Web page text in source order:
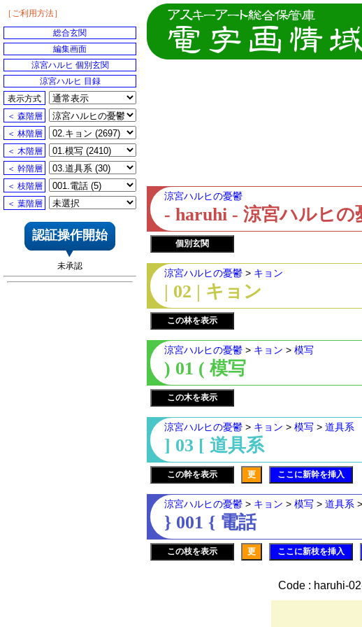
涼宮ハルヒの憂鬱
- haruhi - 涼宮ハルヒの
個別玄関
涼宮ハルヒの憂鬱 > キョン
| 02 | キョン
この林を表示
涼宮ハルヒの憂鬱 > キョン > 模写
) 01 ( 模写
この木を表示
涼宮ハルヒの憂鬱 > キョン > 模写 > 道具系
] 03 [ 道具系
この幹を表示 更 ここに新幹を挿入
涼宮ハルヒの憂鬱 > キョン > 模写 > 道具系 >
} 001 { 電話
この枝を表示 更 ここに新枝を挿入
Code : haruhi-
［ご利用方法］
総合玄関
編集画面
涼宮ハルヒ 個別玄関
涼宮ハルヒ 目録
表示方式
＜ 森階層
＜ 林階層
＜ 木階層
＜ 幹階層
＜ 枝階層
＜ 葉階層
認証操作開始
未承認